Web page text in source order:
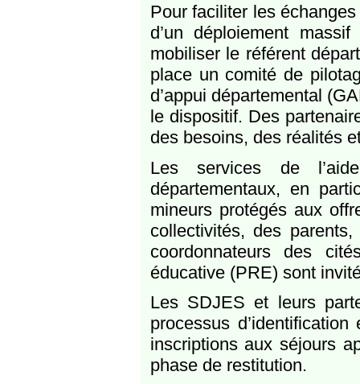
Pour faciliter les
d’un déploiement
mobiliser le référent
place un comité de
d’appui départemental
le dispositif. Des
des besoins, des réalités
Les services de
départementaux, en
mineurs protégés aux
collectivités, des
coordonnateurs des
éducative (PRE) sont
Les SDJES et leurs
processus
inscriptions aux séjours
phase de restitution.